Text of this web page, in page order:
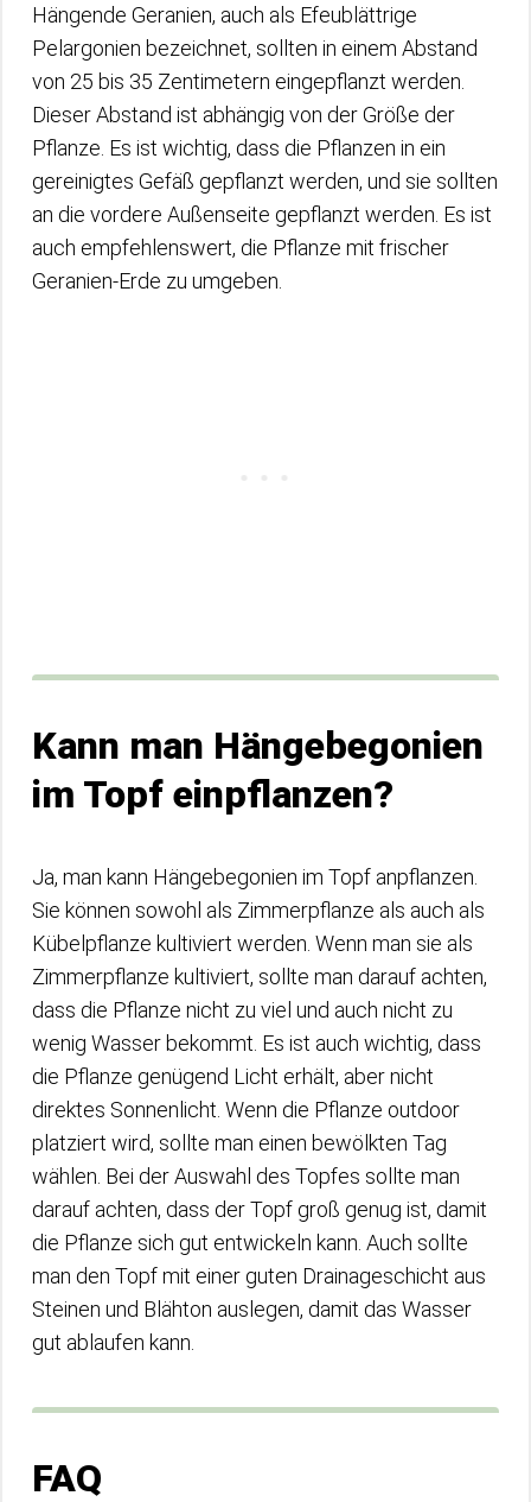
Hängende Geranien, auch als Efeublättrige
Pelargonien bezeichnet, sollten in einem Abstand
von 25 bis 35 Zentimetern eingepflanzt werden.
Dieser Abstand ist abhängig von der Größe der
Pflanze. Es ist wichtig, dass die Pflanzen in ein
gereinigtes Gefäß gepflanzt werden, und sie sollten
an die vordere Außenseite gepflanzt werden. Es ist
auch empfehlenswert, die Pflanze mit frischer
Geranien-Erde zu umgeben.
Kann man Hängebegonien
im Topf einpflanzen?
Ja, man kann Hängebegonien im Topf anpflanzen.
Sie können sowohl als Zimmerpflanze als auch als
Kübelpflanze kultiviert werden. Wenn man sie als
Zimmerpflanze kultiviert, sollte man darauf achten,
dass die Pflanze nicht zu viel und auch nicht zu
wenig Wasser bekommt. Es ist auch wichtig, dass
die Pflanze genügend Licht erhält, aber nicht
direktes Sonnenlicht. Wenn die Pflanze outdoor
platziert wird, sollte man einen bewölkten Tag
wählen. Bei der Auswahl des Topfes sollte man
darauf achten, dass der Topf groß genug ist, damit
die Pflanze sich gut entwickeln kann. Auch sollte
man den Topf mit einer guten Drainageschicht aus
Steinen und Blähton auslegen, damit das Wasser
gut ablaufen kann.
FAQ